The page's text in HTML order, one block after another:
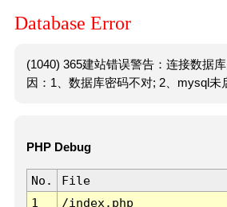
Database Error
(1040) 365建站错误警告：连接数据
因：1、数据库密码不对; 2、mysql未
PHP Debug
No. File
1
/index.php